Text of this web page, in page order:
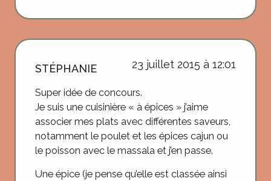
STÉPHANIE 23 juillet 2015 à 12:01
Super idée de concours.
Je suis une cuisinière « à épices » j’aime
associer mes plats avec différentes saveurs,
notamment le poulet et les épices cajun ou
le poisson avec le massala et j’en passe.
Une épice (je pense qu’elle est classée ainsi